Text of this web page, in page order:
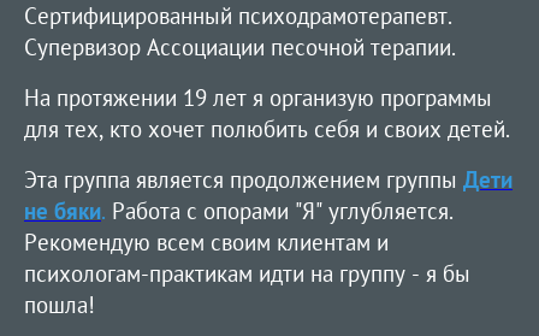
Сертифицированный психодрамотерапевт.
Супервизор Ассоциации песочной терапии.
На протяжении 19 лет я организую программы
для тех, кто хочет полюбить себя и своих детей.
Эта группа является продолжением группы Дети
не бяки. Работа с опорами "Я" углубляется.
Рекомендую всем своим клиентам и
психологам-практикам идти на группу - я бы
пошла!